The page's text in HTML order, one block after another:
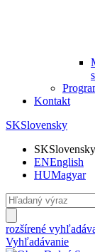
Kontakt
SKSlovensky
SKSlovensky
ENEnglish
HUMagyar
rozšírené
Vyhľadávanie